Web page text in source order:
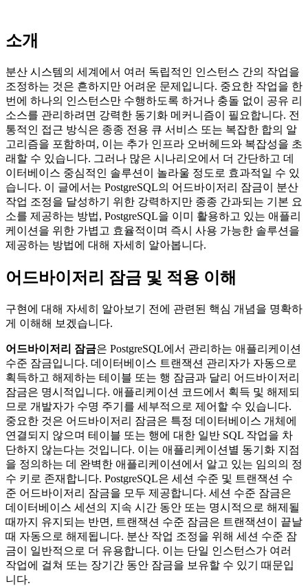
소개
분산 시스템의 세계에서 여러 독립적인 인스턴스 간의 작업을
조정하는 것은 흔하지만 어려운 문제입니다. 중요한 작업을 한
번에 하나의 인스턴스만 수행하도록 하거나 충돌 없이 공유 리
소스를 관리하려면 강력한 동기화 메커니즘이 필요합니다. 전
통적인 접근 방식은 종종 전용 큐 서비스 또는 복잡한 합의 알
고리즘을 포함하며, 이는 추가 인프라 오버헤드와 복잡성을 초
래할 수 있습니다. 그러나 많은 시나리오에서 더 간단하고 데
이터베이스 중심적인 솔루션이 놀라울 정도로 효과적일 수 있
습니다. 이 글에서는 PostgreSQL의 어드바이저리 잠금이 분산
작업 조정을 달성하기 위한 강력하지만 종종 간과되는 기본 요
소를 제공하는 방법, PostgreSQL을 이미 활용하고 있는 애플리
케이션을 위한 가볍고 효율적이며 즉시 사용 가능한 솔루션을
제공하는 방법에 대해 자세히 알아봅니다.
어드바이저리 잠금 및 적용 이해
구현에 대해 자세히 알아보기 전에 관련된 핵심 개념을 명확하
게 이해해 보겠습니다.
어드바이저리 잠금은 PostgreSQL에서 관리하는 애플리케이션
수준 잠금입니다. 데이터베이스 트랜잭션 관리자가 자동으로
획득하고 해제하는 테이블 또는 행 잠금과 달리 어드바이저리
잠금은 명시적입니다. 애플리케이션 코드에서 획득 및 해제되
므로 개발자가 수명 주기를 세부적으로 제어할 수 있습니다.
중요한 것은 어드바이저리 잠금은 특정 데이터베이스 개체에
연결되지 않으며 테이블 또는 행에 대한 일반 SQL 작업을 차
단하지 않는다는 것입니다. 이는 애플리케이션별 동기화 지점
을 정의하는 데 완벽한 애플리케이션에서 알고 있는 임의의 정
수 키로 존재합니다. PostgreSQL은 세션 수준 및 트랜잭션 수
준 어드바이저리 잠금을 모두 제공합니다. 세션 수준 잠금은
데이터베이스 세션의 지속 시간 동안 또는 명시적으로 해제될
때까지 유지되는 반면, 트랜잭션 수준 잠금은 트랜잭션이 끝날
때 자동으로 해제됩니다. 분산 작업 조정을 위해 세션 수준 잠
금이 일반적으로 더 유용합니다. 이는 단일 인스턴스가 여러
작업에 걸쳐 또는 장기간 동안 잠금을 보유할 수 있기 때문입
니다.